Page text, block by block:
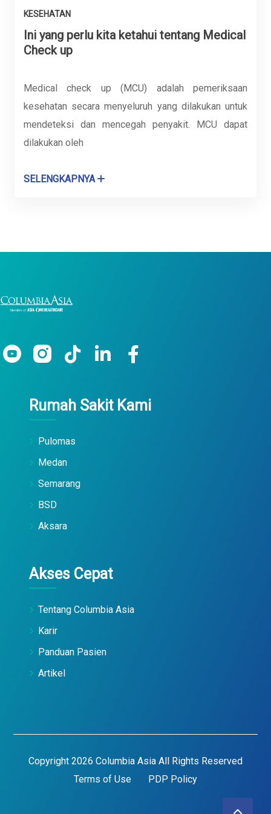
KESEHATAN
Ini yang perlu kita ketahui tentang Medical
Check up
Medical check up (MCU) adalah pemeriksaan
kesehatan secara menyeluruh yang dilakukan untuk
mendeteksi dan mencegah penyakit. MCU dapat
dilakukan oleh
SELENGKAPNYA
Rumah Sakit Kami
Pulomas
Medan
Semarang
BSD
Aksara
Akses Cepat
Tentang Columbia Asia
Karir
Panduan Pasien
Artikel
Copyright 2026 Columbia Asia All Rights Reserved
Terms of Use
PDP Policy